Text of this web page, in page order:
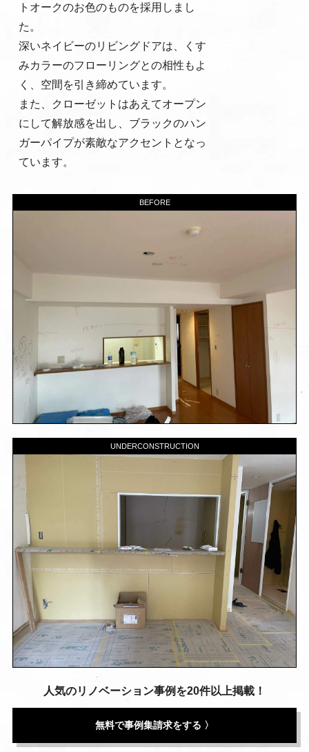
トオークのお色のものを採用しまし
た。
深いネイビーのリビングドアは、くす
みカラーのフローリングとの相性もよ
く、空間を引き締めています。
また、クローゼットはあえてオープン
にして解放感を出し、ブラックのハン
ガーパイプが素敵なアクセントとなっ
ています。
BEFORE
UNDERCONSTRUCTION
人気のリノベーション事例を20件以上掲載！
無料で事例集請求をする 〉